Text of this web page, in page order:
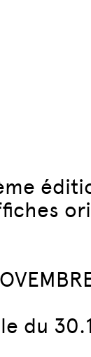
du